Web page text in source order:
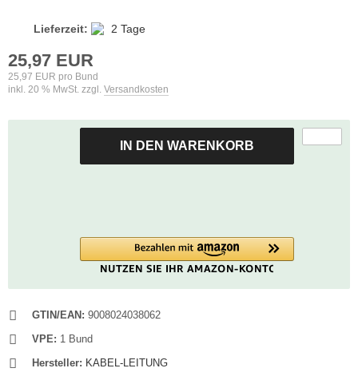
Lieferzeit: 2 Tage
25,97 EUR
25,97 EUR pro Bund
inkl. 20 % MwSt. zzgl. Versandkosten
IN DEN WARENKORB
GTIN/EAN: 9008024038062
VPE: 1 Bund
Hersteller: KABEL-LEITUNG